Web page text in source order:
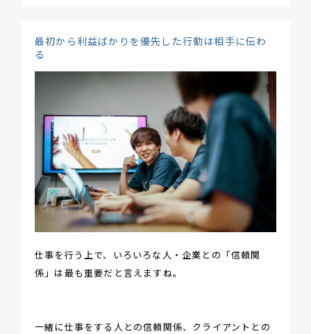
最初から利益ばかりを優先した行動は相手に伝わ
る
仕事を行う上で、いろいろな人・企業との「信頼関
係」は最も重要だと言えますね。
一緒に仕事をする人との信頼関係、クライアントとの